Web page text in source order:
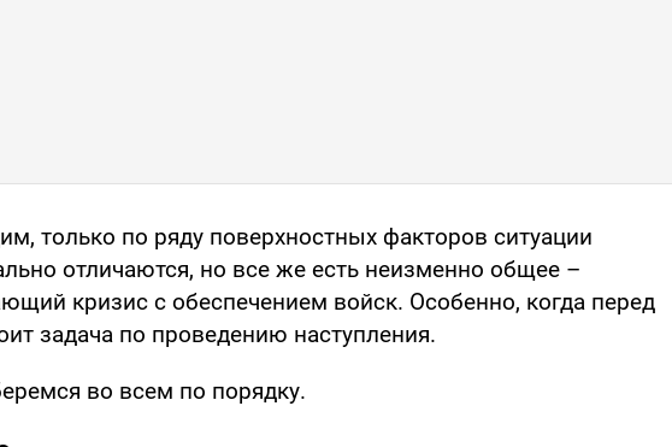
только по ряду поверхностных факторов ситуации
отличаются, но все же есть неизменно общее –
кризис с обеспечением войск. Особенно, когда перед
задача по проведению наступления.
во всем по порядку.